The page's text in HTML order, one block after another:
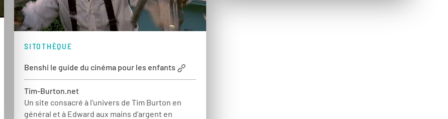
SITOTHÈQUE
Benshi le guide du cinéma pour les enfants
Tim-Burton.net
Un site consacré à l’univers de Tim Burton en
général et à Edward aux mains d’argent en